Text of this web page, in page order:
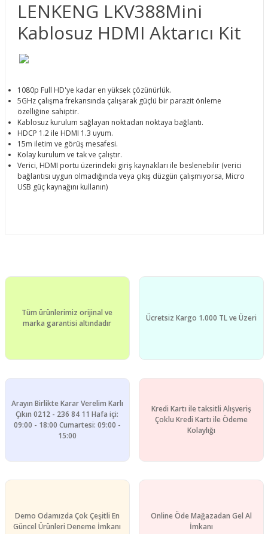
LENKENG LKV388Mini
Kablosuz HDMI Aktarıcı Kit
1080p Full HD'ye kadar en yüksek çözünürlük.
5GHz çalışma frekansında çalışarak güçlü bir parazit önleme
özelliğine sahiptir.
Kablosuz kurulum sağlayan noktadan noktaya bağlantı.
HDCP 1.2 ile HDMI 1.3 uyum.
15m iletim ve görüş mesafesi.
Kolay kurulum ve tak ve çalıştır.
Verici, HDMI portu üzerindeki giriş kaynakları ile beslenebilir (verici
bağlantısı uygun olmadığında veya çıkış düzgün çalışmıyorsa, Micro
USB güç kaynağını kullanın)
Görüş ve önerileriniz için teşekkür ederiz.
Ürün resmi kalitesiz, bozuk veya görüntülenemiyor.
Tüm ürünlerimiz orijinal ve
marka garantisi altındadır
Ücretsiz Kargo 1.000 TL ve Üzeri
Arayın Birlikte Karar Verelim Karlı
Çıkın 0212 - 236 84 11 Hafa içi:
09:00 - 18:00 Cumartesi: 09:00 -
15:00
Kredi Kartı ile taksitli Alışveriş
Çoklu Kredi Kartı ile Ödeme
Kolaylığı
Demo Odamızda Çok Çeşitli En
Güncel Ürünleri Deneme İmkanı
Online Öde Mağazadan Gel Al
İmkanı